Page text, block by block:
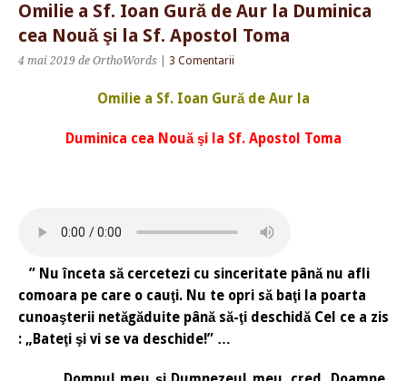
Omilie a Sf. Ioan Gură de Aur la Duminica
cea Nouă şi la Sf. Apostol Toma
4 mai 2019 de OrthoWords 3 Comentarii
Omilie a Sf. Ioan Gură de Aur la
Duminica cea Nouă şi la Sf. Apostol Toma
” Nu înceta să cercetezi cu sinceritate până nu afli
comoara pe care o cauţi. Nu te opri să baţi la poarta
cunoaşterii netăgăduite până să-ţi deschidă Cel ce a zis
: „Bateţi şi vi se va deschide!” …